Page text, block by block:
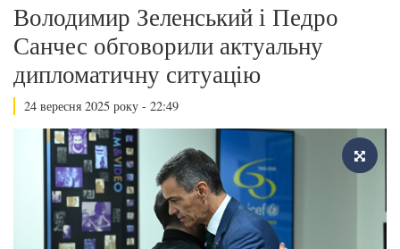
Володимир Зеленський і Педро
Санчес обговорили актуальну
дипломатичну ситуацію
24 вересня 2025 року - 22:49